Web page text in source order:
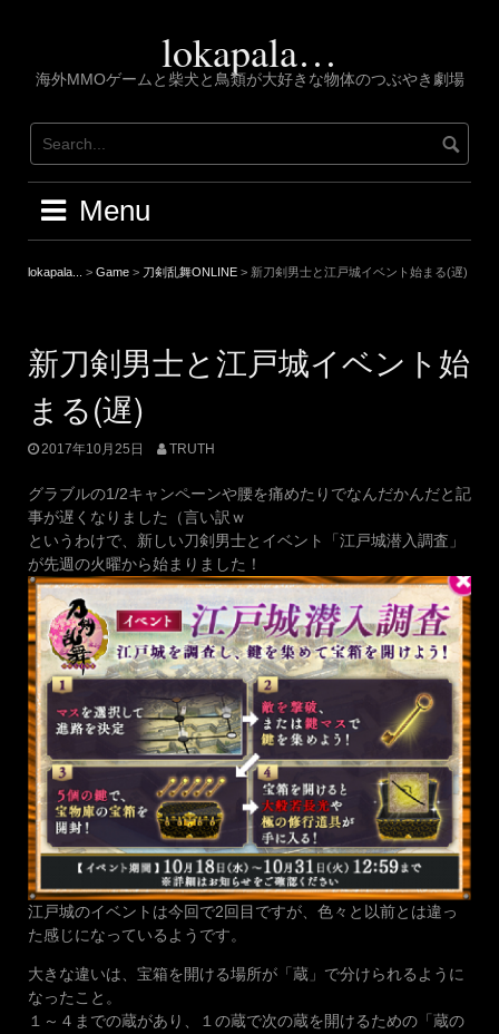
lokapala…
海外MMOゲームと柴犬と鳥類が大好きな物体のつぶやき劇場
Menu
lokapala... > Game > 刀剣乱舞ONLINE > 新刀剣男士と江戸城イベント始まる(遅)
新刀剣男士と江戸城イベント始
まる(遅)
2017年10月25日 TRUTH
グラブルの1/2キャンペーンや腰を痛めたりでなんだかんだと記
事が遅くなりました（言い訳ｗ
というわけで、新しい刀剣男士とイベント「江戸城潜入調査」
が先週の火曜から始まりました！
江戸城のイベントは今回で2回目ですが、色々と以前とは違っ
た感じになっているようです。
大きな違いは、宝箱を開ける場所が「蔵」で分けられるように
なったこと。
１～４までの蔵があり、１の蔵で次の蔵を開けるための「蔵の